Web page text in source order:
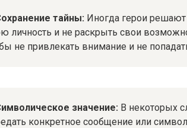
тайны: Иногда герои решают
личность и не раскрыть свои
не привлекать внимание и не
значение: В некоторых
конкретное сообщение или